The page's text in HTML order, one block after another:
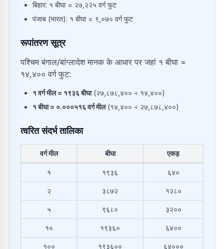
बिहार: १ बीघा = २७,२२५ वर्ग फुट
पंजाब (भारत): १ बीघा = ९,०७० वर्ग फुट
रूपांतरण सूत्र
पश्चिम बंगाल/बांग्लादेश मानक के आधार पर जहां १ बीघा =
१४,४०० वर्ग फुट:
१ वर्ग मील= १९३६ बीघा (२७,८७८,४०० ÷ १४,४००)
१ बीघा= ०.०००५१६ वर्ग मील (१४,४०० ÷ २७,८७८,४००)
त्वरित संदर्भ तालिका
वर्ग मील बीघा एकड़
१ १९३६ ६४०
२ ३८७२ १२८०
५ ९६८० ३२००
१० १९३६० ६४००
१०० १९३६०० ६४०००